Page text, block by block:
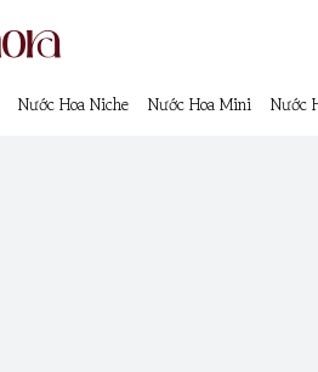
Nước Hoa Niche Nước Hoa Mini Nước